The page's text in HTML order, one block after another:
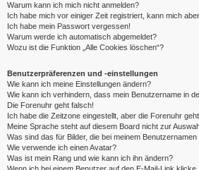
Warum kann ich mich nicht anmelden?
Ich habe mich vor einiger Zeit registriert, kann mich
Ich habe mein Passwort vergessen!
Warum werde ich automatisch abgemeldet?
Wozu ist die Funktion „Alle Cookies löschen“?
Benutzerpräferenzen und -einstellungen
Wie kann ich meine Einstellungen ändern?
Wie kann ich verhindern, dass mein Benutzername in
Die Forenuhr geht falsch!
Ich habe die Zeitzone eingestellt, aber die Forenuhr
Meine Sprache steht auf diesem Board nicht zur
Was sind das für Bilder, die bei meinem
Wie verwende ich einen Avatar?
Was ist mein Rang und wie kann ich ihn ändern?